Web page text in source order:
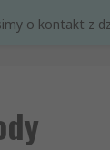
o kontakt z